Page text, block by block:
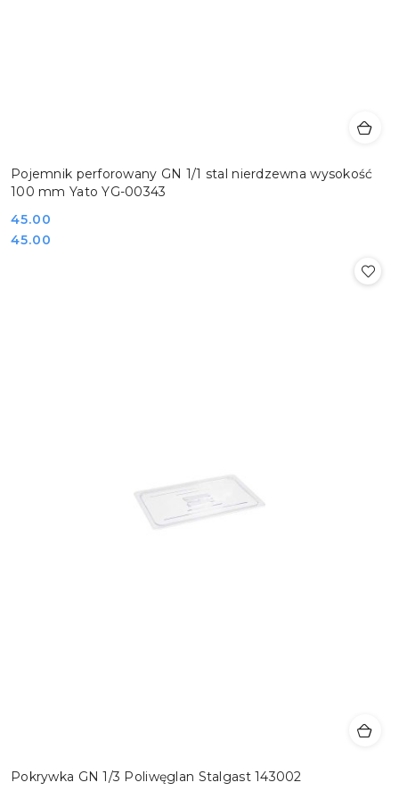
Pojemnik perforowany GN 1/1 stal nierdzewna wysokość
100 mm Yato YG-00343
Cena:
45.00
Cena:
45.00
Pokrywka GN 1/3 Poliwęglan Stalgast 143002